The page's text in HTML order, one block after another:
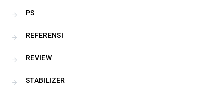
PS
REFERENSI
REVIEW
STABILIZER